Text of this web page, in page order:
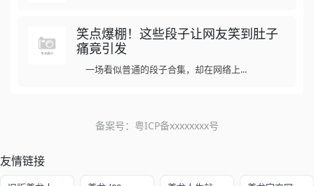
笑点爆棚！这些段子让网友笑到肚子
痛竟引发
一场看似普通的段子合集，却在网络上...
备案号： 粤ICP备xxxxxxxx号
友情链接